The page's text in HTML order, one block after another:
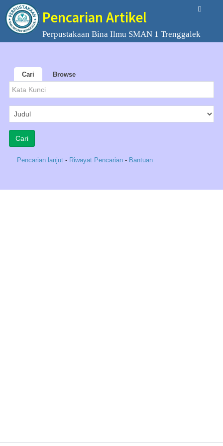
Pencarian Artikel
Perpustakaan Bina Ilmu SMAN 1 Trenggalek
Cari Browse
Pencarian lanjut - Riwayat Pencarian - Bantuan